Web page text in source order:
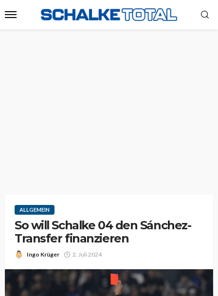
ALLGEMEIN
So will Schalke 04 den Sánchez-
Transfer finanzieren
Ingo Krüger 2. Juli 2024